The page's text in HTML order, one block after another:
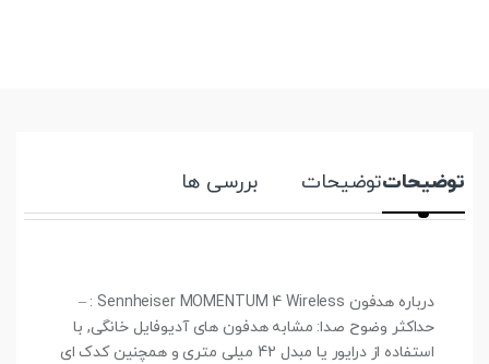
توضیحاتتوضیحات بررسی ها
درباره هدفون Sennheiser MOMENTUM 4 Wireless : –
حداکثر وضوح صدا: مشابه هدفون های آدیوفایل خانگی, با
استفاده از درایور یا مبدل 42 میلی متری و همچنین کدک ای